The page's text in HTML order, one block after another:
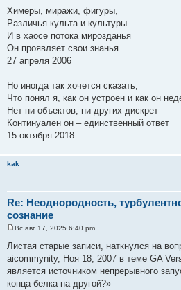
Химеры, миражи, фигуры,
Различья культа и культуры.
И в хаосе потока мирозданья
Он проявляет свои знанья.
27 апреля 2006
Но иногда так хочется сказать,
Что понял я, как он устроен и как он
Нет ни объектов, ни других дискрет
Континуален он – единственный ответ
15 октября 2018
kak
Re: Неоднородность,
сознание
о
б
е
н
Вс авг 17, 2025 6:40 pm
Листая старые записи, наткнулся на
aicommynity, Ноя 18, 2007 в теме GA
является источником непрерывного
конца белка на другой?»